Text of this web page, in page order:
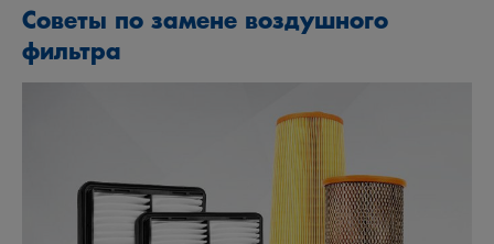
Советы по замене воздушного
фильтра